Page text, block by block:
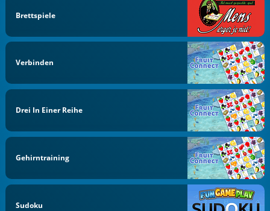
Brettspiele
Verbinden
Drei In Einer Reihe
Gehirntraining
Sudoku